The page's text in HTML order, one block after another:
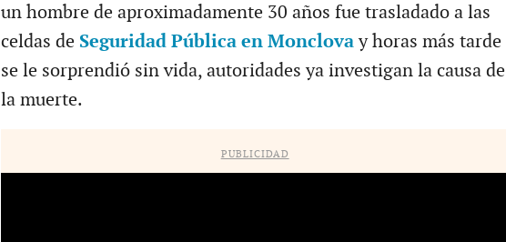
un hombre de aproximadamente 30 años fue trasladado a las
celdas de Seguridad Pública en Monclovay horas más tarde
se le sorprendió sin vida, autoridades ya investigan la causa de
la muerte.
PUBLICIDAD